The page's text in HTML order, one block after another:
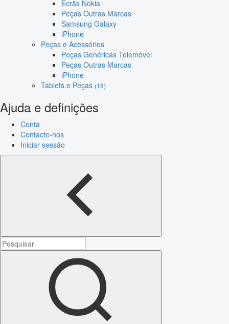
Ecrãs Nokia
Peças Outras Marcas
Samsung Galaxy
iPhone
Peças e Acessórios
Peças Genéricas Telemóvel
Peças Outras Marcas
iPhone
Tablets e Peças (18)
Ajuda e definições
Conta
Contacte-nos
Iniciar sessão